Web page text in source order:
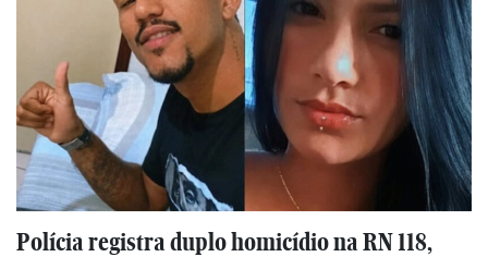
Polícia registra duplo homicídio na RN 118,